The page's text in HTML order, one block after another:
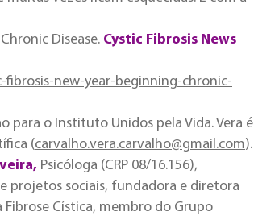
Disease. Cystic Fibrosis News
new-year-beginning-chronic-
para o Instituto Unidos pela Vida. Vera é
(carvalho.vera.carvalho@gmail.com).
, Psicóloga (CRP 08/16.156),
projetos sociais, fundadora e diretora
Cística, membro do Grupo